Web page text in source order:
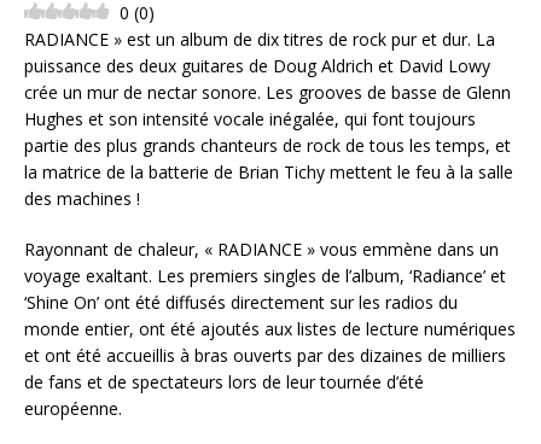
0 (0)
RADIANCE » est un album de dix titres de rock pur et dur. La
puissance des deux guitares de Doug Aldrich et David Lowy
crée un mur de nectar sonore. Les grooves de basse de Glenn
Hughes et son intensité vocale inégalée, qui font toujours
partie des plus grands chanteurs de rock de tous les temps, et
la matrice de la batterie de Brian Tichy mettent le feu à la salle
des machines !
Rayonnant de chaleur, « RADIANCE » vous emmène dans un
voyage exaltant. Les premiers singles de l’album, ‘Radiance’ et
‘Shine On’ ont été diffusés directement sur les radios du
monde entier, ont été ajoutés aux listes de lecture numériques
et ont été accueillis à bras ouverts par des dizaines de milliers
de fans et de spectateurs lors de leur tournée d’été
européenne.